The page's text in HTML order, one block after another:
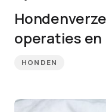
operaties
HONDEN